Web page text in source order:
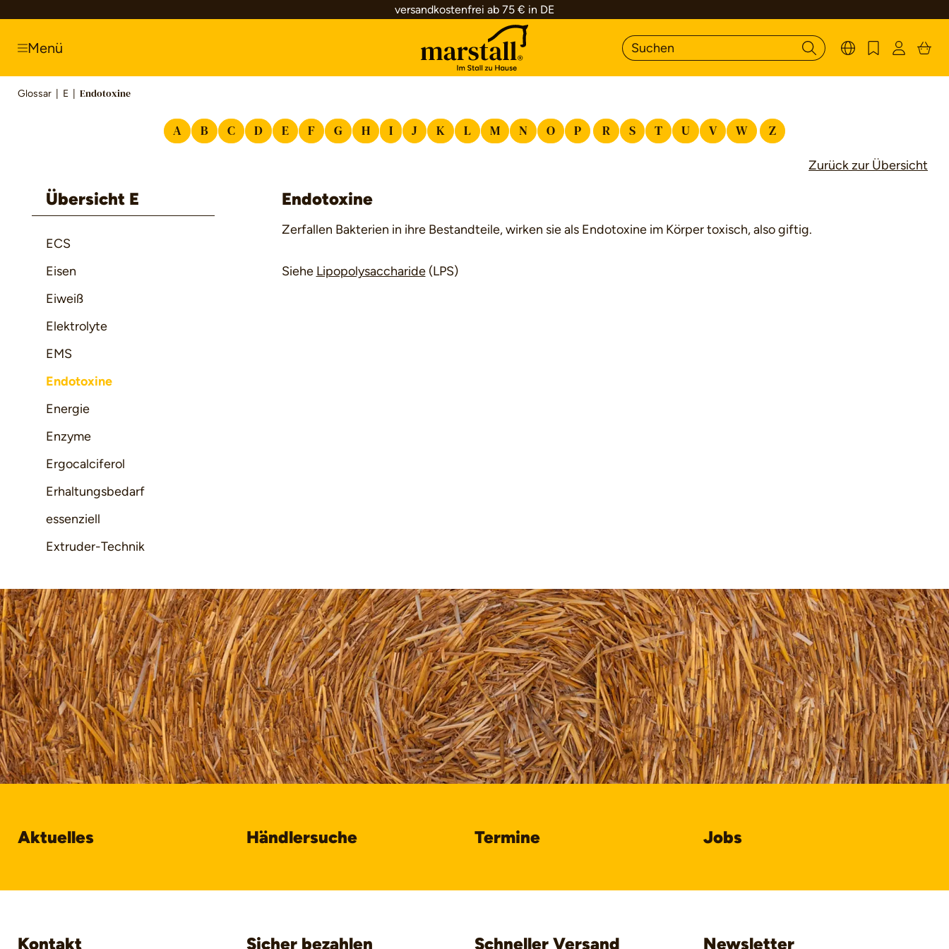
Zur Hauptnavigation springen versandkostenfrei ab 75 € in DE
Menü
Glossar E Endotoxine
A B C D E F G H I J K L M N O P R S T U V W Z
Zurück zur Übersicht
Übersicht E
ECS
Eisen
Eiweiß
Elektrolyte
EMS
Endotoxine
Energie
Enzyme
Ergocalciferol
Erhaltungsbedarf
essenziell
Extruder-Technik
Endotoxine
Zerfallen Bakterien in ihre Bestandteile, wirken sie als Endotoxine im Körper toxisch, also giftig.
Siehe Lipopolysaccharide(LPS)
Aktuelles Händlersuche Termine Jobs
Kontakt Sicher bezahlen Schneller Versand Newsletter